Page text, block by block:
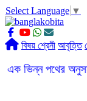
Select Language ▼
বিষয় শ্রেনী আবৃত্তি
পথের